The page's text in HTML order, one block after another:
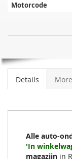
Motorcode
Superb
1.9
TDI
VOORRAAD
Details
Alle auto-
'In
magazijn in